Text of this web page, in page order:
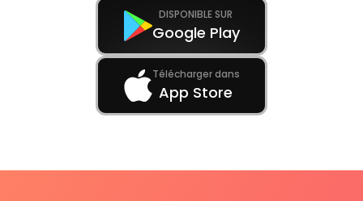
DISPONIBLE SUR
Google Play
Télécharger dans
App Store